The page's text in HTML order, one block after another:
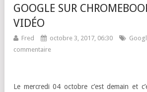
GOOGLE SUR
VIDÉO
Fred octobre 3, 2017, 06:30
commentaire
Le mercredi 04 octobre c’est demain et